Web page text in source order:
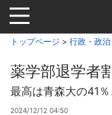
Jump
to
navigation
トップページ > 行政・政治
薬学部退学者
最高は青森大の41
2024/12/12 04:50